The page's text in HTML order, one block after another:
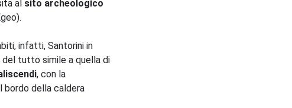
al sito archeologico
infatti, Santorini in
tutto simile a quella di
, con la
bordo della caldera